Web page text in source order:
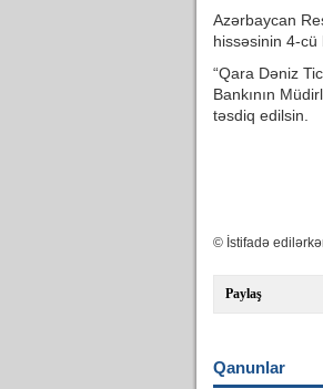
Azərbaycan
hissəsinin 4-cü
“Qara Dəniz
Bankının
təsdiq edilsin.
© İstifadə
Paylaş
Qanunlar